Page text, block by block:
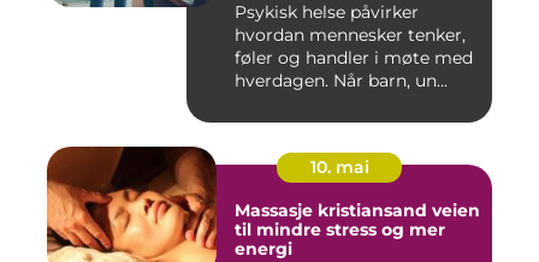
Psykisk helse påvirker
hvordan mennesker tenker,
føler og handler i møte med
hverdagen. Når barn, un...
10. mai
Massasje kristiansand veien
til mindre stress og mer
energi